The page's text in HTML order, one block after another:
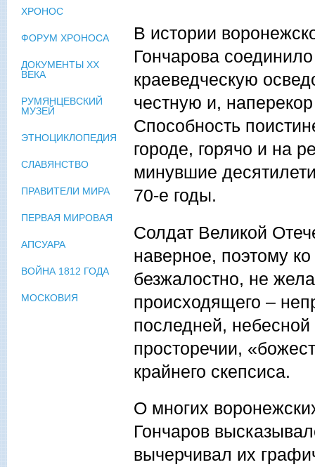
В истории
Гончарова
краеведческую
честную и,
Способность
городе, горячо и на
минувшие
70-е годы.
Солдат Великой
наверное, поэтому
безжалостно, не
происходящего –
последней,
просторечии,
крайнего скепсиса.
О многих
Гончаров
вычерчивал их
ХРОНОС
ФОРУМ ХРОНОСА
ДОКУМЕНТЫ XX
ВЕКА
РУМЯНЦЕВСКИЙ
МУЗЕЙ
ЭТНОЦИКЛОПЕДИЯ
СЛАВЯНСТВО
ПРАВИТЕЛИ МИРА
ПЕРВАЯ МИРОВАЯ
АПСУАРА
ВОЙНА 1812 ГОДА
МОСКОВИЯ